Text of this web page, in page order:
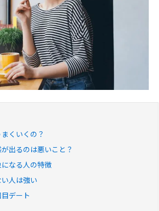
くいくの？
出るのは悪いこと？
なる人の特徴
人は強い
デート